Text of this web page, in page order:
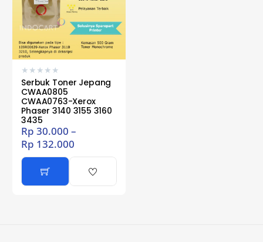
★ ★ ★ ★ ★
Serbuk Toner Jepang
CWAA0805
CWAA0763-Xerox
Phaser 3140 3155 3160
3435
Rp 30.000 –
Rp 132.000